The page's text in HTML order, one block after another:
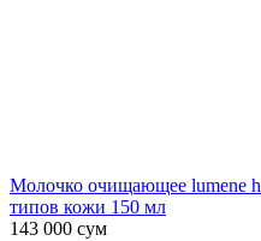
Молочко очищающее lumene
типов кожи 150 мл
143 000 сум